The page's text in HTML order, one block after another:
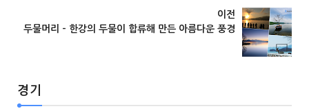
이전
두물머리 - 한강의 두물이 합류해 만든 아름다운 풍경
경기